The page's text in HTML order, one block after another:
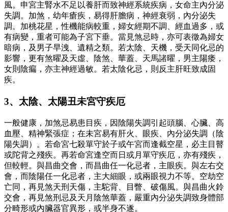
風。申宮主腎水不足以養肝而致神經系統疾病，女命主內分泌
失調。加煞，幼年瘡疾，易得肝膽病，神經衰弱，內分泌失
調。加桃花星，性機能病較重，婦女經期不調、經血過多，或
有病變，重者可能為子宮下垂。當見煞忌時，亦可表徵為婦女
暗病，及男子早洩、遺精之類。若太陰、天機，受天同化忌的
影響，更有煞曜及天虛、陰煞、華蓋、天馬諸曜，男主陽痿，
女則陰瘺，亦主神經過敏。若太陰化忌，則反主肝旺致成固
疾。
3、太陰、太陽丑未宮守疾厄
一般健康，加煞忌易患目疾，因陰陽失調引起頭腦、心臟、高
血壓、精神緊張症；在未宮易有肝火、眼疾、內分泌失調（陰
陽失調）。若命宮七殺單守於子或午宮而逢截空星，必主目瞽
或陀背之殘疾。再若命宮逢空而日或月單守疾厄，亦有殘疾，
但較輕。與昌曲交會，而昌曲任一化忌者，主眼疾。與左右交
會，而陰陽任一化忌者，主大細眼，或兩眼視力不等。空劫空
亡同，再見煞天刑天傷，主駝背、目瞥、破傷風。與昌曲火鈴
交會，再見煞刑忌及天月陰煞華蓋，嚴重內分泌失調致身體部
分畸形或內臟器官異形，或半身不遂。